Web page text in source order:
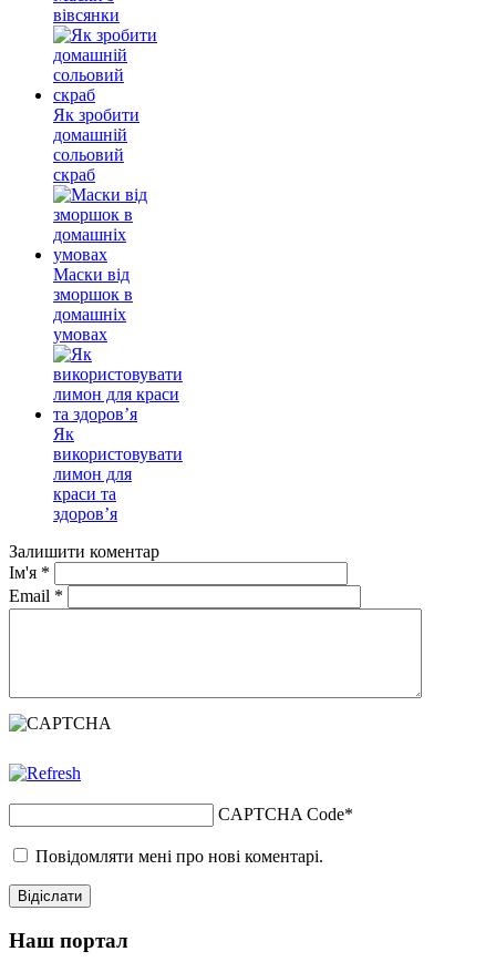
вівсянки
Як зробити
домашній
сольовий
скраб
Маски від
зморшок в
домашніх
умовах
Як
використовувати
лимон для
краси та
здоров’я
Залишити коментар
Ім'я *
Email *
CAPTCHA Code*
Повідомляти мені про нові коментарі.
Наш портал